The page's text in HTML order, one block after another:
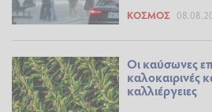
ΚΌΣΜΟΣ
Οι καύσωνες
καλοκαιρινές
καλλιέργειες